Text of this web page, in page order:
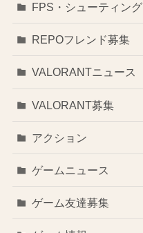
FPS・シューティング
REPOフレンド募集
VALORANTニュース
VALORANT募集
アクション
ゲームニュース
ゲーム友達募集